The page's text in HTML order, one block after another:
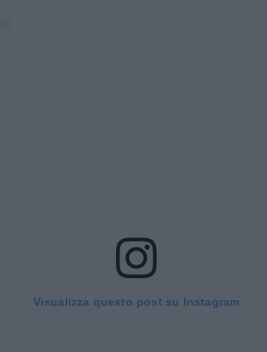
Visualizza questo post su Instagram